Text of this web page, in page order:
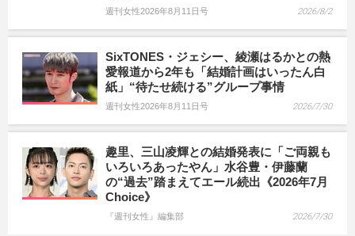
週刊女性2026年8月11日号 2026/8/2
SixTONES・ジェシー、綾瀬はるかとの熱
愛報道から2年も「結婚計画はいったん白
紙」“待たせ続ける”グループ事情
週刊女性2026年8月11日号 2026/7/30
趣里、三山凌輝との結婚発表に「ご両親も
いろいろあったやん」水谷豊・伊藤蘭
の“過去”踏まえてエール続出《2026年7月
Choice》
『週刊女性』編集部 2026/7/30